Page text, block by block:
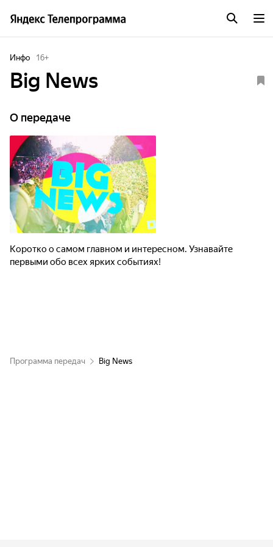
Инфо 16+
Big News
О передаче
Коротко о самом главном и интересном. Узнавайте
первыми обо всех ярких событиях!
Программа передач Big News